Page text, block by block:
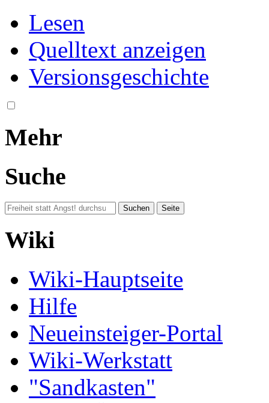
Lesen
Quelltext anzeigen
Versionsgeschichte
Mehr
Suche
Wiki
Wiki-Hauptseite
Hilfe
Neueinsteiger-Portal
Wiki-Werkstatt
"Sandkasten"